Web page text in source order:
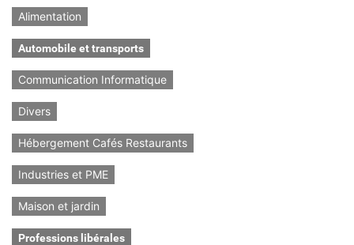
Alimentation
Automobile et transports
Communication Informatique
Divers
Hébergement Cafés Restaurants
Industries et PME
Maison et jardin
Professions libérales